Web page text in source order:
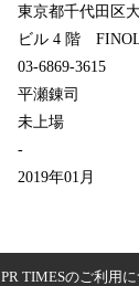
東京都千代田区
ビル 4 階
03-6869-3615
平瀬錬司
未上場
-
2019年01月
PR TIMESのご利用